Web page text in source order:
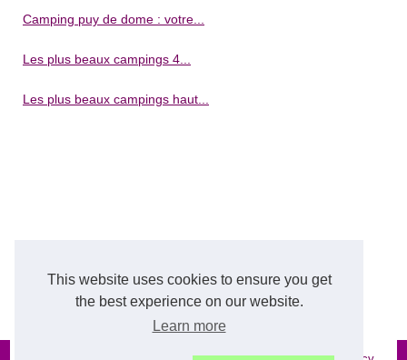
This website uses cookies to ensure you get
the best experience on our website.
Learn more
Camping puy de dome : votre...
Les plus beaux campings 4...
Les plus beaux campings haut...